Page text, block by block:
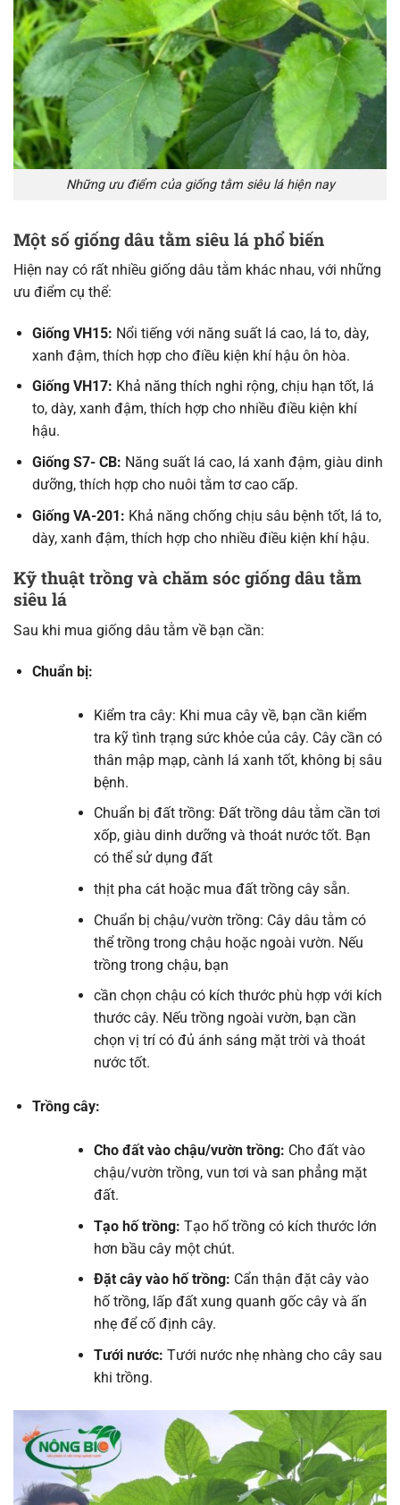
Những ưu điểm của giống tằm siêu lá hiện nay
Một số giống dâu tằm siêu lá phổ biến
Hiện nay có rất nhiều giống dâu tằm khác nhau, với những
ưu điểm cụ thể:
Giống VH15: Nổi tiếng với năng suất lá cao, lá to, dày,
xanh đậm, thích hợp cho điều kiện khí hậu ôn hòa.
Giống VH17: Khả năng thích nghi rộng, chịu hạn tốt, lá
to, dày, xanh đậm, thích hợp cho nhiều điều kiện khí
hậu.
Giống S7- CB: Năng suất lá cao, lá xanh đậm, giàu dinh
dưỡng, thích hợp cho nuôi tằm tơ cao cấp.
Giống VA-201: Khả năng chống chịu sâu bệnh tốt, lá to,
dày, xanh đậm, thích hợp cho nhiều điều kiện khí hậu.
Kỹ thuật trồng và chăm sóc giống dâu tằm
siêu lá
Sau khi mua giống dâu tằm về bạn cần:
Chuẩn bị:
Kiểm tra cây: Khi mua cây về, bạn cần kiểm
tra kỹ tình trạng sức khỏe của cây. Cây cần có
thân mập mạp, cành lá xanh tốt, không bị sâu
bệnh.
Chuẩn bị đất trồng: Đất trồng dâu tằm cần tơi
xốp, giàu dinh dưỡng và thoát nước tốt. Bạn
có thể sử dụng đất
thịt pha cát hoặc mua đất trồng cây sẵn.
Chuẩn bị chậu/vườn trồng: Cây dâu tằm có
thể trồng trong chậu hoặc ngoài vườn. Nếu
trồng trong chậu, bạn
cần chọn chậu có kích thước phù hợp với kích
thước cây. Nếu trồng ngoài vườn, bạn cần
chọn vị trí có đủ ánh sáng mặt trời và thoát
nước tốt.
Trồng cây:
Cho đất vào chậu/vườn trồng: Cho đất vào
chậu/vườn trồng, vun tơi và san phẳng mặt
đất.
Tạo hố trồng: Tạo hố trồng có kích thước lớn
hơn bầu cây một chút.
Đặt cây vào hố trồng: Cẩn thận đặt cây vào
hố trồng, lấp đất xung quanh gốc cây và ấn
nhẹ để cố định cây.
Tưới nước: Tưới nước nhẹ nhàng cho cây sau
khi trồng.